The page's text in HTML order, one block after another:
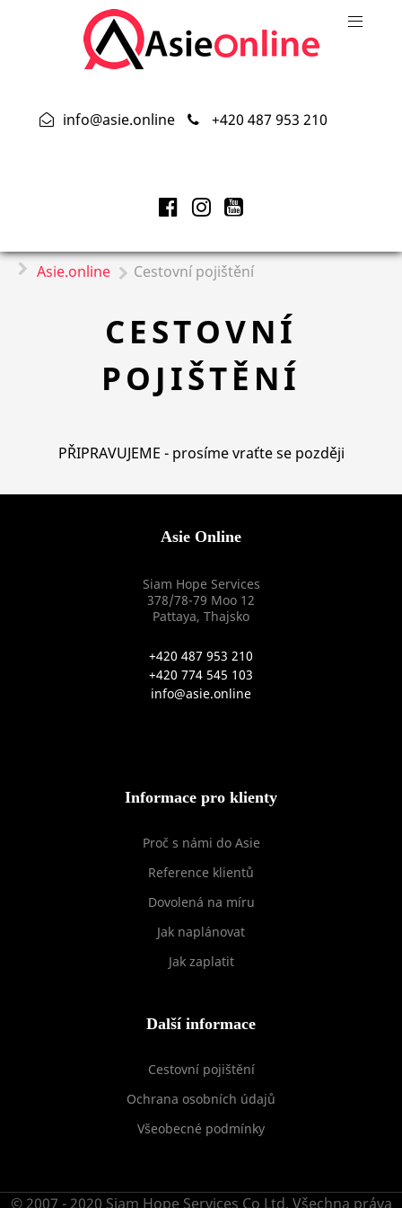
info@asie.online +420 487 953 210
Asie.online Cestovní pojištění
CESTOVNÍ
POJIŠTĚNÍ
PŘIPRAVUJEME - prosíme vraťte se později
Asie Online
Siam Hope Services
378/78-79 Moo 12
Pattaya, Thajsko
+420 487 953 210
+420 774 545 103
info@asie.online
Informace pro klienty
Proč s námi do Asie
Reference klientů
Dovolená na míru
Jak naplánovat
Jak zaplatit
Další informace
Cestovní pojištění
Ochrana osobních údajů
Všeobecné podmínky
© 2007 - 2020 Siam Hope Services Co Ltd. Všechna práva